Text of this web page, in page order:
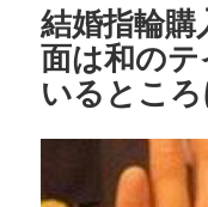
結婚指輪
面は和の
いるところ